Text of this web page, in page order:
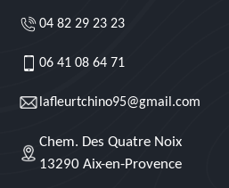
04 82 29 23 23
06 41 08 64 71
lafleurtchino95@gmail.com
Chem. Des Quatre Noix
13290 Aix-en-Provence